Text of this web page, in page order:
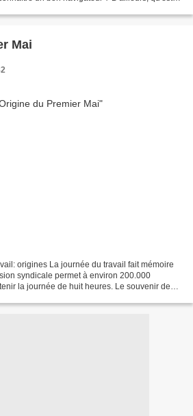
Mai
origines La journée du travail fait mémoire
syndicale permet à environ 200.000
la journée de huit heures. Le souvenir de